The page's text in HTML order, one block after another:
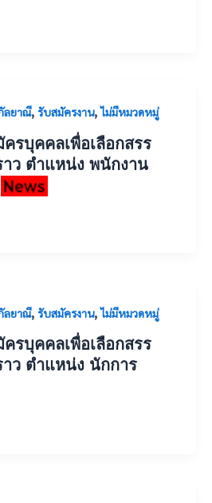
ลยาณี, รับสมัครงาน,ไม่มีหมวดหมู่
รบุคคลเพื่อเลือกสรร
าว ตำแหน่ง พนักงาน
ลยาณี, รับสมัครงาน,ไม่มีหมวดหมู่
รบุคคลเพื่อเลือกสรร
ว ตำแหน่ง นักการ